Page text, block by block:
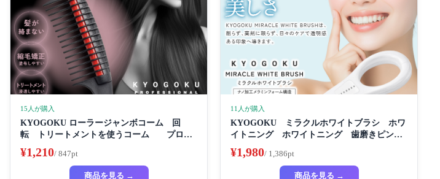
15人が購入
KYOGOKU ローラージャンボコーム 回
転 トリートメントを使うコーム プロ仕
様
¥1,210/ 847pt
商品を見る →
11人が購入
KYOGOKU ミラクルホワイトブラシ ホワ
イトニング ホワイトニング 歯磨きピンク
き粉き 歯磨き粉 セルフホワイトニング
¥1,980/ 1,386pt
商品を見る →